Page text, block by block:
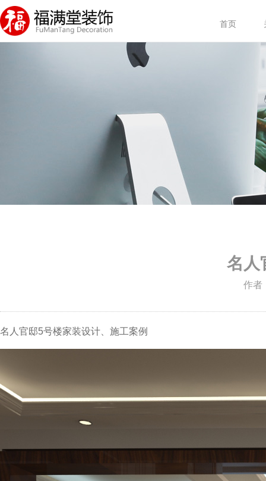
首页
名人
作者
名人官邸5号楼家装设计、施工案例